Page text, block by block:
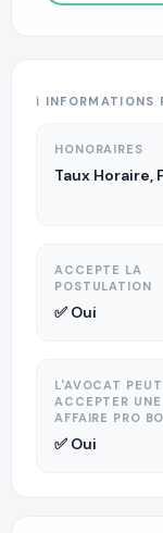
ℹ️ INFORMATIONS
HONORAIRES
Taux Horaire,
ACCEPTE LA
POSTULATION
✅ Oui
L'AVOCAT PEUT
ACCEPTER UNE
AFFAIRE PRO
✅ Oui